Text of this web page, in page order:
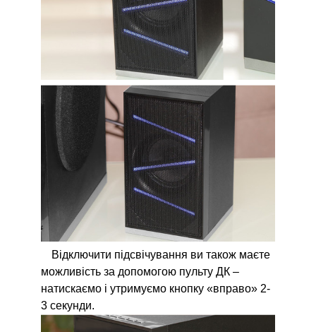
Відключити підсвічування ви також маєте
можливість за допомогою пульту ДК –
натискаємо і утримуємо кнопку «вправо» 2-
3 секунди.